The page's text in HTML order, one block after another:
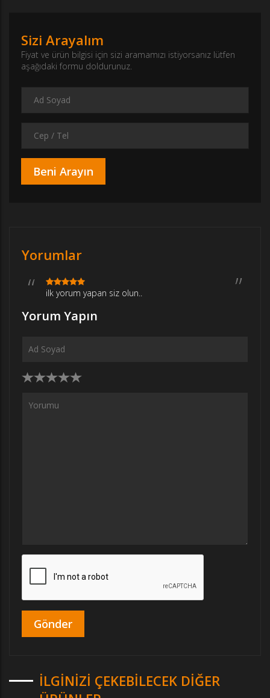
Sizi Arayalım
Fiyat ve ürün bilgisi için sizi aramamızı istiyorsanız lütfen
aşağıdaki formu doldurunuz.
Yorumlar
ilk yorum yapan siz olun..
Yorum Yapın
İLGINIZI ÇEKEBILECEK DIĞER